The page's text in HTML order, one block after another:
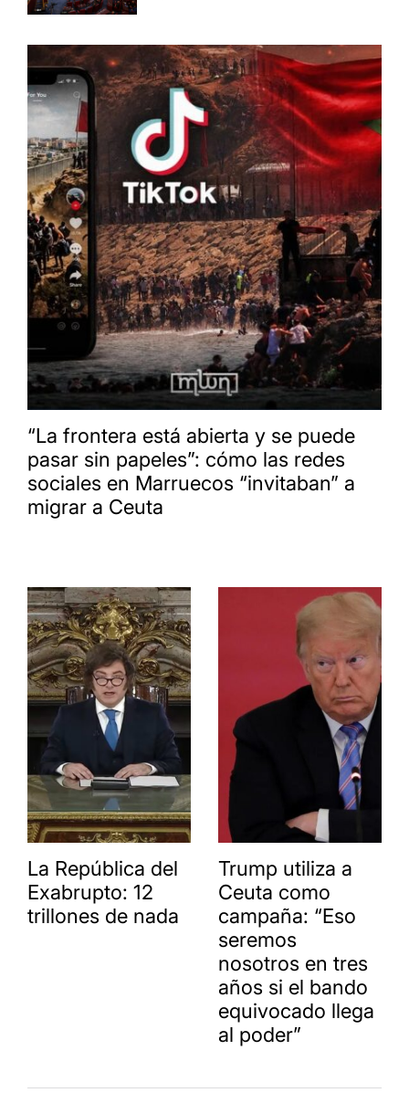
“La frontera está abierta y se puede
pasar sin papeles”: cómo las redes
sociales en Marruecos “invitaban” a
migrar a Ceuta
La República del
Exabrupto: 12
trillones de nada
Trump utiliza a
Ceuta como
campaña: “Eso
seremos
nosotros en tres
años si el bando
equivocado llega
al poder”